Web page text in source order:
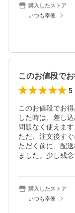
購入したストア
いつも幸便
5
このお値段でお
した時は、差し
問題なく使えます
ただ、注文後す
ただく前に、配
ました。少し残念
購入したストア
いつも幸便